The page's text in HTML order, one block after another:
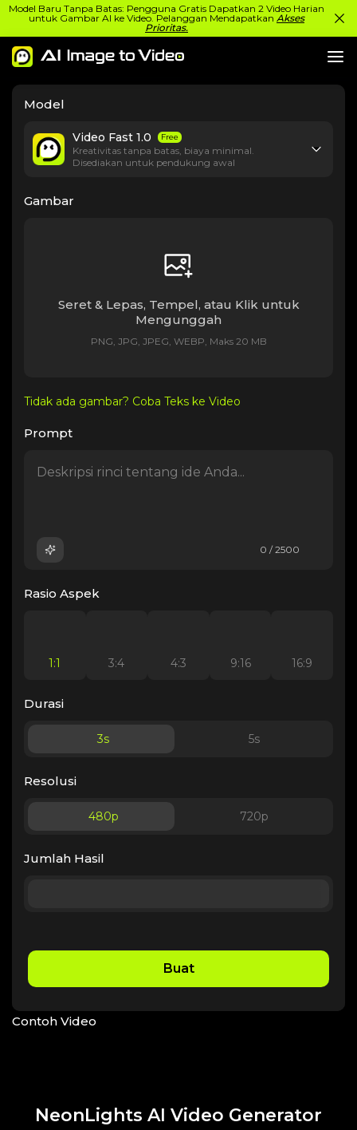
Model Baru Tanpa Batas: Pengguna Gratis Dapatkan 2 Video Harian
untuk Gambar AI ke Video. Pelanggan Mendapatkan Akses
Prioritas.
Model
Video Fast 1.0 Free
Kreativitas tanpa batas, biaya minimal.
Disediakan untuk pendukung awal
Gambar
Seret & Lepas, Tempel, atau Klik untuk
Mengunggah
PNG, JPG, JPEG, WEBP, Maks 20 MB
Tidak ada gambar? Coba Teks ke Video
Prompt
0 / 2500
Rasio Aspek
1:1 3:4 4:3 9:16 16:9
Durasi
3s 5s
Resolusi
480p 720p
Jumlah Hasil
Buat
Contoh Video
NeonLights AI Video Generator